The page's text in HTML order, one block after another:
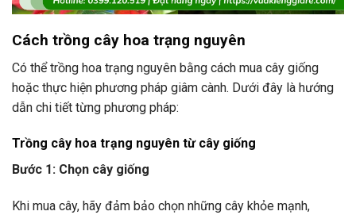
Cách trồng cây hoa trạng nguyên
Có thể trồng hoa trạng nguyên bằng cách mua cây giống
hoặc thực hiện phương pháp giâm cành. Dưới đây là hướng
dẫn chi tiết từng phương pháp:
Trồng cây hoa trạng nguyên từ cây giống
Bước 1: Chọn cây giống
Khi mua cây, hãy đảm bảo chọn những cây khỏe mạnh,